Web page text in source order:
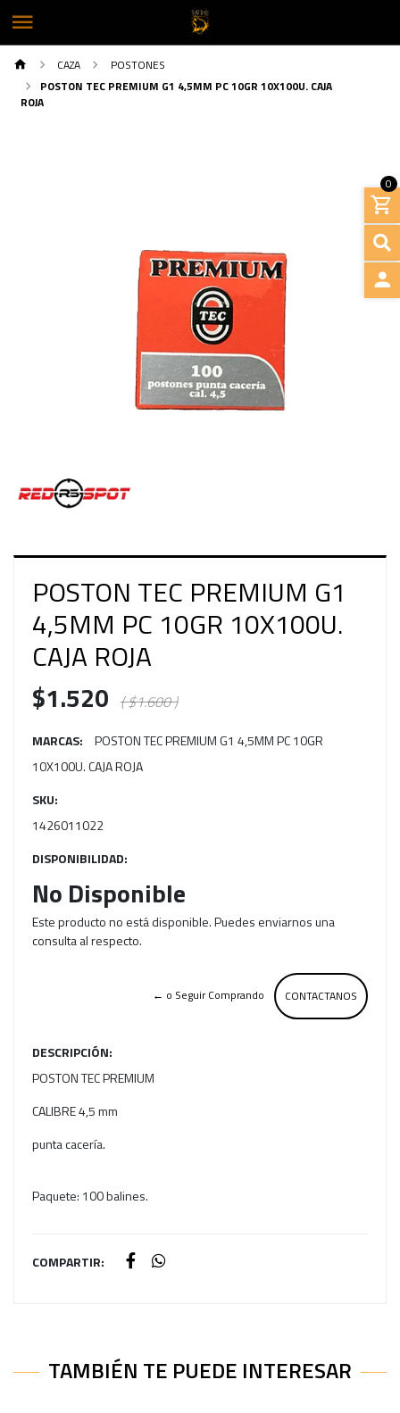
0
CAZA
POSTONES
POSTON TEC PREMIUM G1 4,5MM PC 10GR 10X100U. CAJA
ROJA
POSTON TEC PREMIUM G1
4,5MM PC 10GR 10X100U.
CAJA ROJA
$1.520 ( $1.600 )
MARCAS:
POSTON TEC PREMIUM G1 4,5MM PC 10GR
10X100U. CAJA ROJA
SKU:
1426011022
DISPONIBILIDAD:
No Disponible
Este producto no está disponible. Puedes enviarnos una
consulta al respecto.
CONTACTANOS
← o Seguir Comprando
DESCRIPCIÓN:
POSTON TEC PREMIUM
CALIBRE 4,5 mm
punta cacería.
Paquete: 100 balines.
COMPARTIR:
TAMBIÉN TE PUEDE INTERESAR